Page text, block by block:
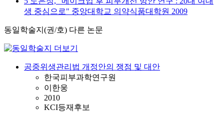
생 중심으로" 중앙대학교 의약식품대학원 2009
동일학술지(권/호) 다른 논문
공중위생관리법 개정안의 쟁점 및 대안
한국피부과학연구원
이한웅
2010
KCI등재후보